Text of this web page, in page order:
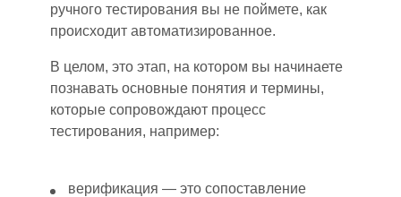
ручного тестирования вы не поймете, как
происходит автоматизированное.
В целом, это этап, на котором вы начинаете
познавать основные понятия и термины,
которые сопровождают процесс
тестирования, например:
верификация — это сопоставление